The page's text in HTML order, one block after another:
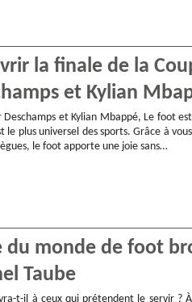
la finale de la
et Kylian
Deschamps et Kylian Mbappé, Le foot est
le plus universel des sports. Grâce à vous
le foot apporte une joie sans…
du monde de foot
Taube
t-il à ceux qui prétendent le servir ? À